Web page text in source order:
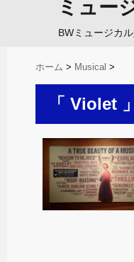
ミュー
BWミュージカ
ホーム > Musical >
「 Violet